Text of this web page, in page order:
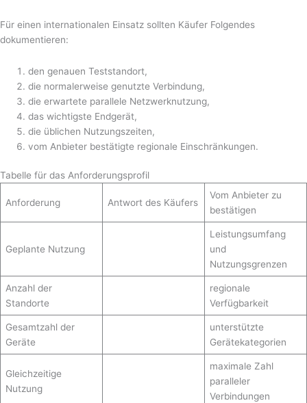
Für einen internationalen Einsatz sollten Käufer Folgendes
dokumentieren:
den genauen Teststandort,
die normalerweise genutzte Verbindung,
die erwartete parallele Netzwerknutzung,
das wichtigste Endgerät,
die üblichen Nutzungszeiten,
vom Anbieter bestätigte regionale Einschränkungen.
Tabelle für das Anforderungsprofil
Anforderung Antwort des Käufers
Vom Anbieter zu
bestätigen
Geplante Nutzung
Leistungsumfang
und
Nutzungsgrenzen
Anzahl der
Standorte
regionale
Verfügbarkeit
Gesamtzahl der
Geräte
unterstützte
Gerätekategorien
Gleichzeitige
Nutzung
maximale Zahl
paralleler
Verbindungen